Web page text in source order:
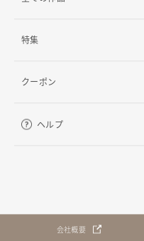
特集
クーポン
ヘルプ
会社概要